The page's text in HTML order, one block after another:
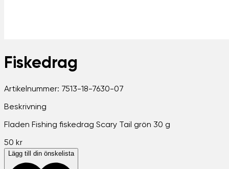
Fiskedrag
Artikelnummer: 7513-18-7630-07
Beskrivning
Fladen Fishing fiskedrag Scary Tail grön 30 g
50 kr
Lägg till din önskelista